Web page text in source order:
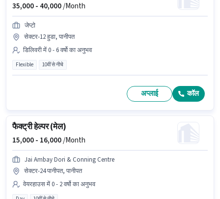
35,000 - 40,000/Month
जेप्टो
सेक्टर-12 हुडा, पानीपत
डिलिवरी में 0 - 6 वर्षो का अनुभव
Flexible 10वीं से नीचे
अप्लाई कॉल
फैक्ट्री हेल्पर (मेल)
15,000 - 16,000/Month
Jai Ambay Dori & Conning Centre
सेक्टर-24 पानीपत, पानीपत
वेयरहाउस में 0 - 2 वर्षो का अनुभव